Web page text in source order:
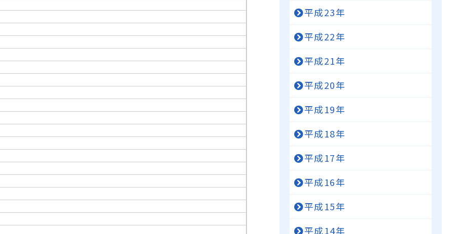
平成23年
平成22年
平成21年
平成20年
平成19年
平成18年
平成17年
平成16年
平成15年
平成14年